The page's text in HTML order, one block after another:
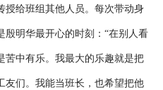
授给班组其他人员。每次带动身
殷明华最开心的时刻：“在别人看
苦中有乐。我最大的乐趣就是把
友们。我能当班长，也希望把他